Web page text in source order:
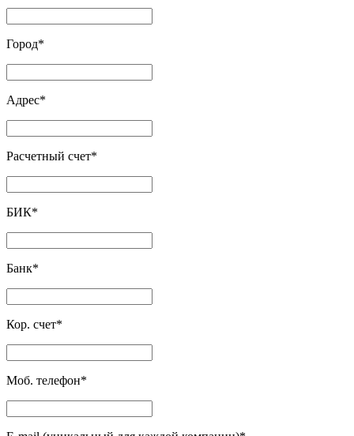
Город*
Адрес*
Расчетный счет*
БИК*
Банк*
Кор. счет*
Моб. телефон*